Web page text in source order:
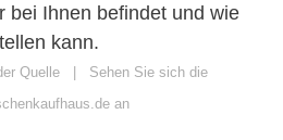
bei Ihnen befindet und wie
kann.
Quelle | Sehen Sie sich die
an